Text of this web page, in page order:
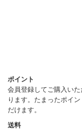
ポイント
会員登録してご購入い
ります。たまったポイ
だけます。
送料